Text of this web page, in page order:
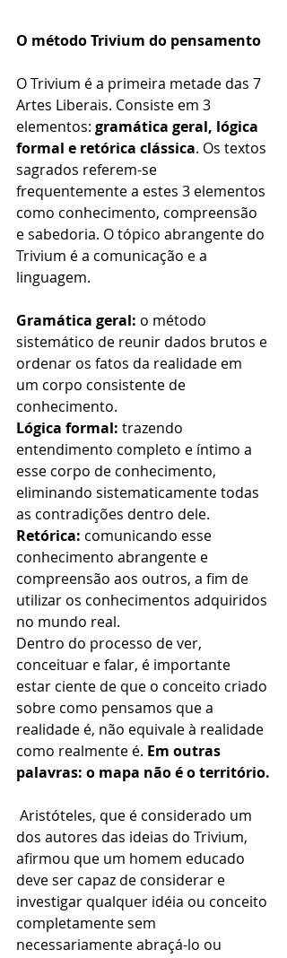
O método Trivium do pensamento
O Trivium é a primeira metade das 7
Artes Liberais. Consiste em 3
elementos: gramática geral, lógica
formal e retórica clássica. Os textos
sagrados referem-se
frequentemente a estes 3 elementos
como conhecimento, compreensão
e sabedoria. O tópico abrangente do
Trivium é a comunicação e a
linguagem.
Gramática geral: o método
sistemático de reunir dados brutos e
ordenar os fatos da realidade em
um corpo consistente de
conhecimento.
Lógica formal: trazendo
entendimento completo e íntimo a
esse corpo de conhecimento,
eliminando sistematicamente todas
as contradições dentro dele.
Retórica: comunicando esse
conhecimento abrangente e
compreensão aos outros, a fim de
utilizar os conhecimentos adquiridos
no mundo real.
Dentro do processo de ver,
conceituar e falar, é importante
estar ciente de que o conceito criado
sobre como pensamos que a
realidade é, não equivale à realidade
como realmente é. Em outras
palavras: o mapa não é o território.
dos autores das ideias do Trivium,
afirmou que um homem educado
deve ser capaz de considerar e
investigar qualquer idéia ou conceito
completamente sem
necessariamente abraçá-lo ou